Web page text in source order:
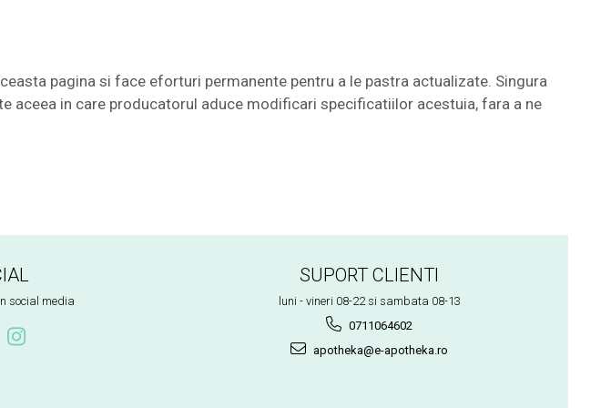
pagina si face eforturi permanente pentru a le pastra actualizate. Singura
in care producatorul aduce modificari specificatiilor acestuia, fara a ne
social media
SUPORT CLIENTI
luni - vineri 08-22 si sambata 08-13
0711064602
apotheka@e-apotheka.ro